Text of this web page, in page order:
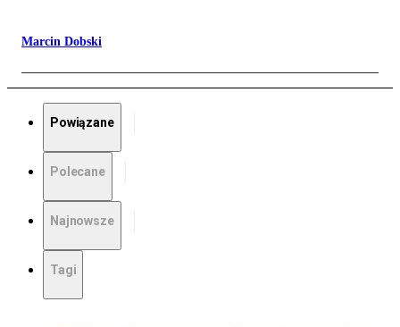
Marcin Dobski
Powiązane
Polecane
Najnowsze
Tagi